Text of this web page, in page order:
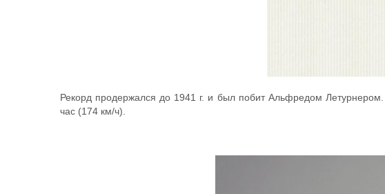
Рекорд продержался до 1941 г. и был побит Альфредом
час (174 км/ч).